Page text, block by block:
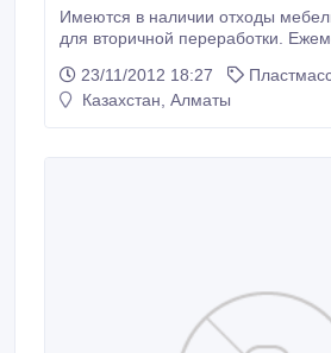
Имеются в наличии отходы
для вторичной переработки.
кипы по 330 кг. Обвязка кипы 4
необходимости, имеется возможность увеличения
23/11/2012 18:27
Казахстан, Алматы